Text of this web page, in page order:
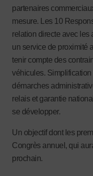
partenaires
mesure. Les 10
relation directe avec les
un service de proximité
tenir compte des
véhicules.
démarches
relais et garantie
se développer.
Un objectif dont les
Congrès annuel, qui
prochain.